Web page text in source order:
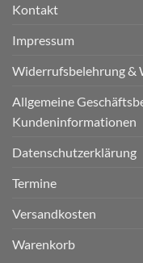
Kontakt
Impressum
Widerrufsbelehrung &
Allgemeine
Kundeninformationen
Datenschutzerklärung
Termine
Versandkosten
Warenkorb